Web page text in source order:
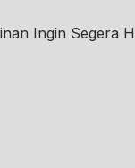
Ingin Segera